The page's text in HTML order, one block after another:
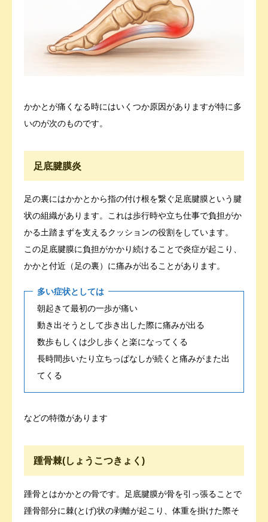
かかとが痛くなる時にはいくつか原因がありますが特に多
いのが次のものです。
足底腱膜炎
足の裏にはかかとから指の付け根を繋ぐ足底腱膜という腱
状の組織があります。これは歩行時や立ち仕事で負担がか
かる土踏まずを支えるクッションの役割をしています。
この足底腱膜に負担がかかり続けることで炎症が起こり、
かかと付近（足の裏）に痛みが出ることがあります。
多い症状としては
朝起きて最初の一歩が痛い
動き出そうとして歩き出した際に痛みが出る
数歩もしくは少し歩くと楽になってくる
長時間歩いたり立ちっぱなしが続くと痛みがまた出
てくる
などの特徴があります
踵骨棘(しょうこつきょく)
踵骨とはかかとの骨です。足底腱膜が骨を引っ張ることで
踵骨部分に棘(とげ)状の剥離が起こり、体重を掛けた際そ